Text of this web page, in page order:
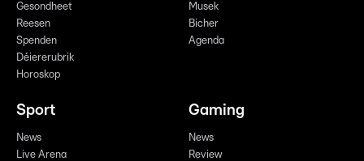
Gesondheet
Reesen
Spenden
Déiererubrik
Horoskop
Musek
Bicher
Agenda
Sport
News
Live Arena
Gaming
News
Review